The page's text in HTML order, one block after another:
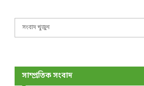
সাম্প্রতিক সংবাদ